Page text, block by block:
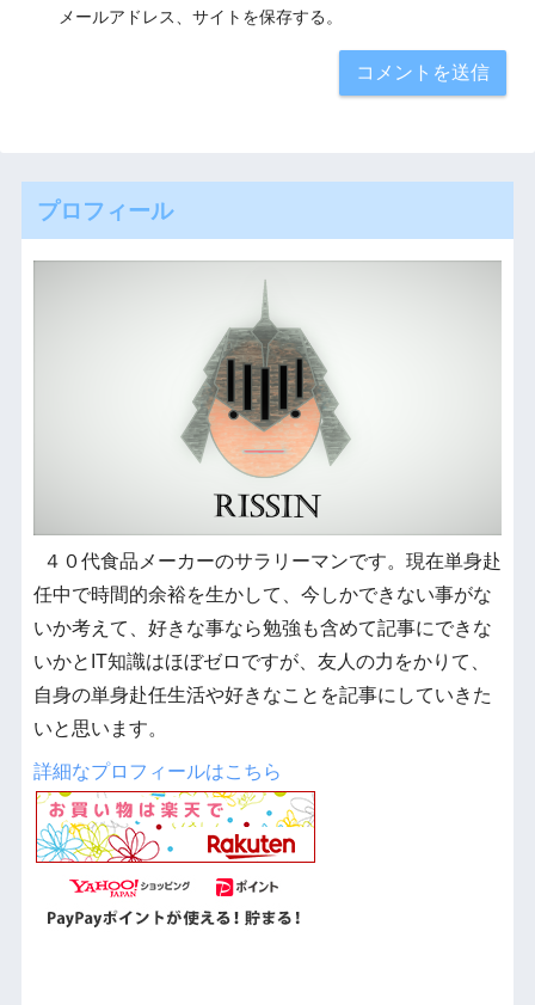
メールアドレス、サイトを保存する。
プロフィール
４０代食品メーカーのサラリーマンです。現在単身赴
任中で時間的余裕を生かして、今しかできない事がな
いか考えて、好きな事なら勉強も含めて記事にできな
いかとIT知識はほぼゼロですが、友人の力をかりて、
自身の単身赴任生活や好きなことを記事にしていきた
いと思います。
詳細なプロフィールはこちら